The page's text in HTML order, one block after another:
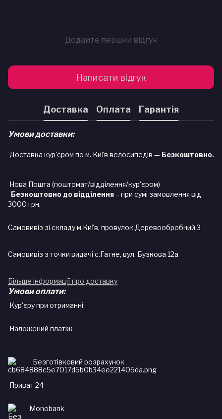
Додайте перший відгук
Написати відгук
Доставка Оплата Гарантія
Умови доставки:
Доставка кур'єром по м. Київ велосипедів — Безкоштовно.
Нова Пошта (поштомат/відділення/кур'єром)
Безкоштовно до відділення – при сумі замовлення від
3000 грн.
Самовивіз зі складу м.Київ, провулок Деревообробний 3
Самовивіз з точки видачі с.Гатне, вул. Бузкова 12а
Більше інформації про доставку
Умови оплати:
Кур'єру при отриманні
Наложений платіж
Безготівковий розрахунок
Приват 24
Monobank